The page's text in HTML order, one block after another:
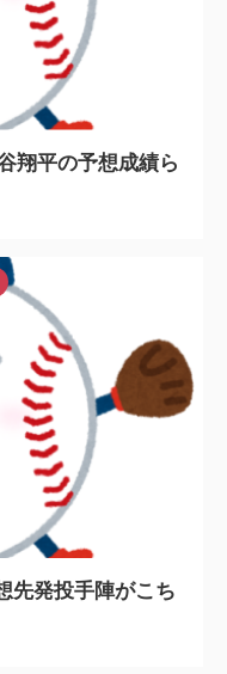
翔平の予想成績ら
先発投手陣がこち